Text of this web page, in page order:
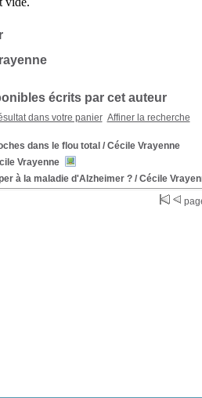
écrits par cet auteur
dans votre panier Affiner la recherche
dans le flou total / Cécile Vrayenne
Vrayenne
à la maladie d'Alzheimer ?/ Cécile